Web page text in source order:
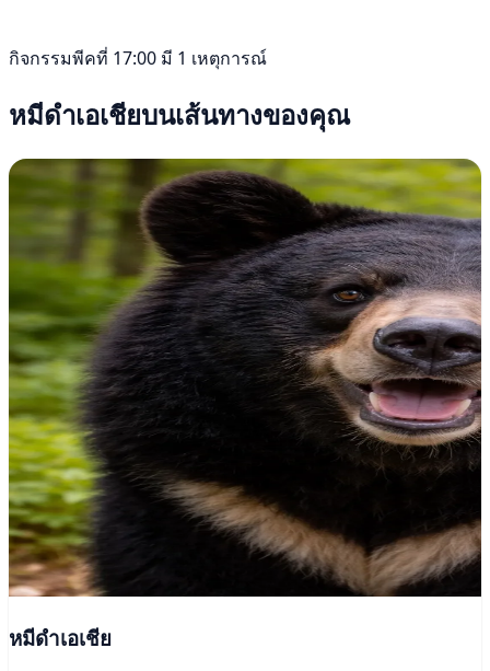
กิจกรรมพีคที่ 17:00 มี 1 เหตุการณ์
หมีดำเอเชียบนเส้นทางของคุณ
หมีดำเอเชีย